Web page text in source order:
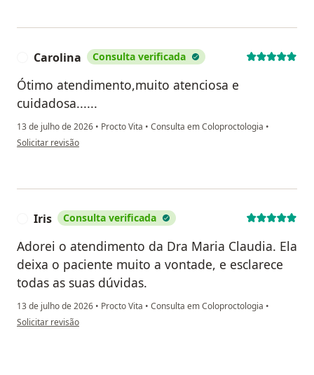
Carolina Consulta verificada
Ótimo atendimento,muito atenciosa e
cuidadosa......
13 de julho de 2026 • Procto Vita • Consulta em Coloproctologia •
na opinião do utilizador Carolina
Solicitar revisão
Iris Consulta verificada
Adorei o atendimento da Dra Maria Claudia. Ela
deixa o paciente muito a vontade, e esclarece
todas as suas dúvidas.
13 de julho de 2026 • Procto Vita • Consulta em Coloproctologia •
na opinião do utilizador Iris
Solicitar revisão